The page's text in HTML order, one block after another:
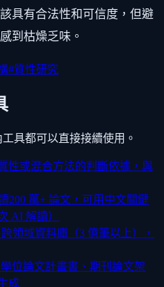
具有合法性和可信度，但避
到枯燥乏味。
#質性研究
具都可以直接接續使用。
性或混合方法的判斷依據，與
200 萬+ 論文，可用中文關鍵
AI 解讀）
領域資料庫（3 億筆以上），
學位論文計畫書、期刊論文架
成